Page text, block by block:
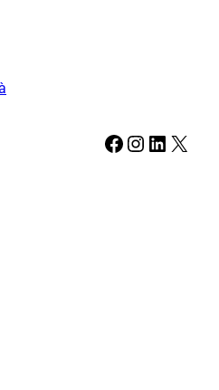
Facebook Instagram LinkedIn X